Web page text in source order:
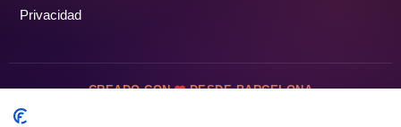
Privacidad
CREADO CON DESDE BARCELONA